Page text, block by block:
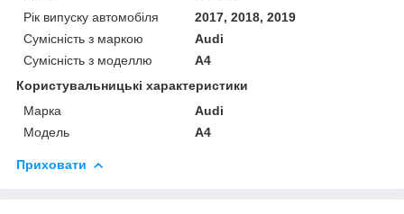
Рік випуску автомобіля
2017, 2018, 2019
Сумісність з маркою
Audi
Сумісність з моделлю
A4
Користувальницькі характеристики
Марка
Audi
Модель
A4
Приховати